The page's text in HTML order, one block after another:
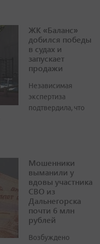
ЖК «Баланс»
добился победы
в судах и
запускает
продажи
Независимая
экспертиза
подтвердила, что
Мошенники
выманили у
вдовы участника
СВО из
Дальнегорска
почти 6 млн
рублей
Возбуждено